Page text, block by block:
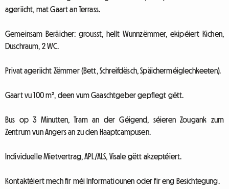
ageriicht, mat Gaart an Terrass.
Gemeinsam Beräicher: grousst, hellt Wunnzëmmer, ekipéiert Kichen,
Duschraum, 2 WC.
Privat ageriicht Zëmmer (Bett, Schreifdësch, Späicherméiglechkeeten).
Gaart vu 100 m², deen vum Gaaschtgeber gepflegt gëtt.
Bus op 3 Minutten, Tram an der Géigend, séieren Zougank zum
Zentrum vun Angers an zu den Haaptcampusen.
Individuelle Mietvertrag, APL/ALS, Visale gëtt akzeptéiert.
Kontaktéiert mech fir méi Informatiounen oder fir eng Besichtegung.